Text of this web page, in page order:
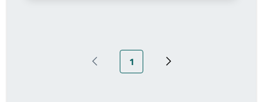
Pagina precedente
Pagina attuale
1 Pagina successiva